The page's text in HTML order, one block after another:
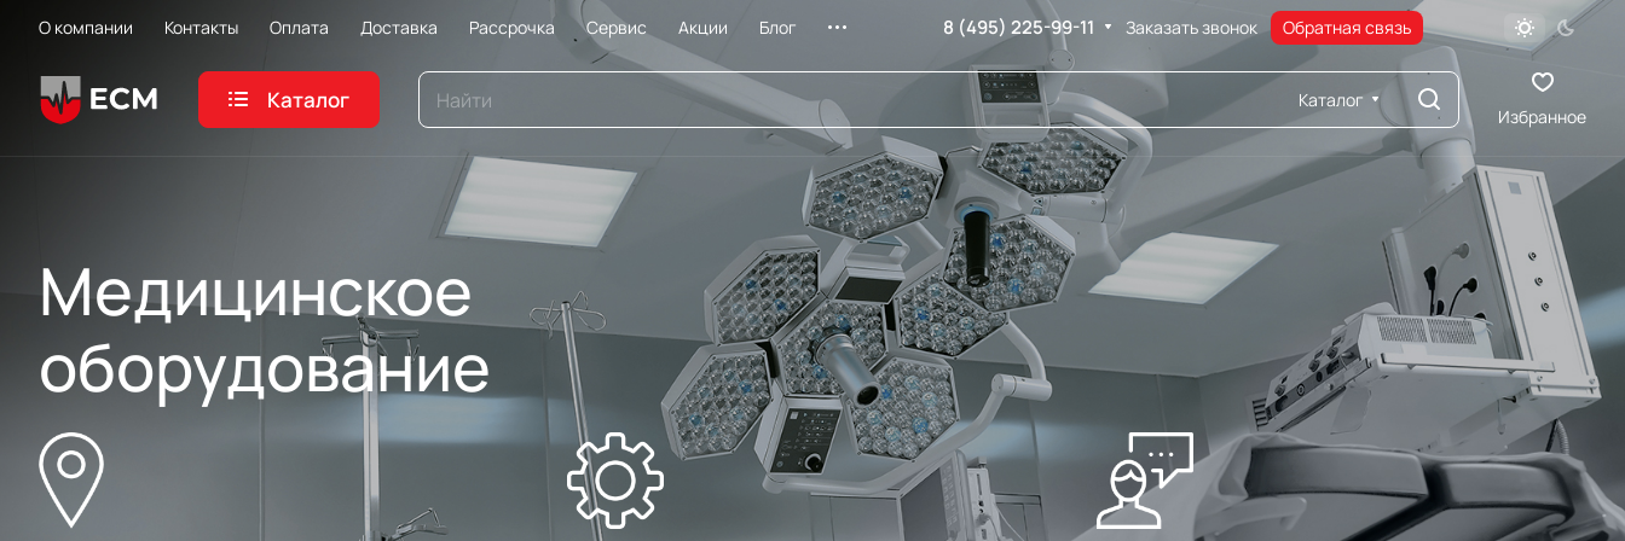
О компании Контакты Оплата Доставка Рассрочка Сервис Акции Блог 8 (495) 225-99-11 Заказать звонок Обратная связь
Каталог Каталог
Избранное
Медицинское
оборудование
Медицинское
оборудование
Медицинское
оборудование
Медицинское
оборудование
Медицинское
оборудование